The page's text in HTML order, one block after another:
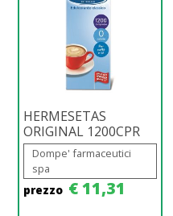
HERMESETAS
ORIGINAL 1200CPR
Dompe' farmaceutici
spa
prezzo € 11,31